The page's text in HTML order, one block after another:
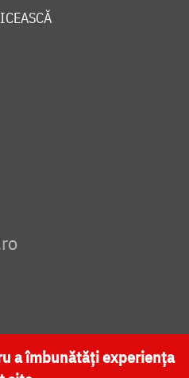
NAȚIONALĂ
a îmbunătăți experiența